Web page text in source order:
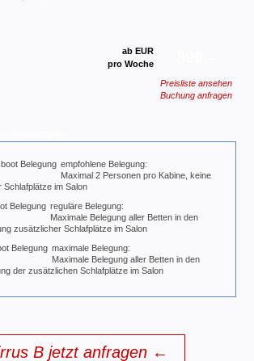
ab EUR
pro Woche
Preisliste ansehen
Buchung anfragen
empfohlene Belegung:
Maximal 2 Personen pro Kabine, keine
im Salon
reguläre Belegung:
Maximale Belegung aller Betten in den
zusätzlicher Schlafplätze im Salon
maximale Belegung:
Maximale Belegung aller Betten in den
der zusätzlichen Schlafplätze im Salon
B jetzt anfragen ←